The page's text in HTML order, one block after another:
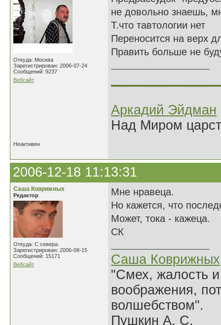
Откуда: Москва
Зарегистрирован: 2006-07-24
Сообщений: 9237
Вебсайт
не довольно знаешь,
Т.что тавтологии нет
Переносится на верх
Править больше не
Аркадий Эйдман
Над Миром
Неактивен
2006-12-18 11:13:31
Саша Коврижных
Редактор
Откуда: С севера.
Зарегистрирован: 2006-08-15
Сообщений: 15171
Вебсайт
Мне нравеца.
Но кажется, что
Может, тока - кажеца.
СК
Саша Коврижных
"Смех, жалость
воображения,
волшебством".
Пушкин А. С.